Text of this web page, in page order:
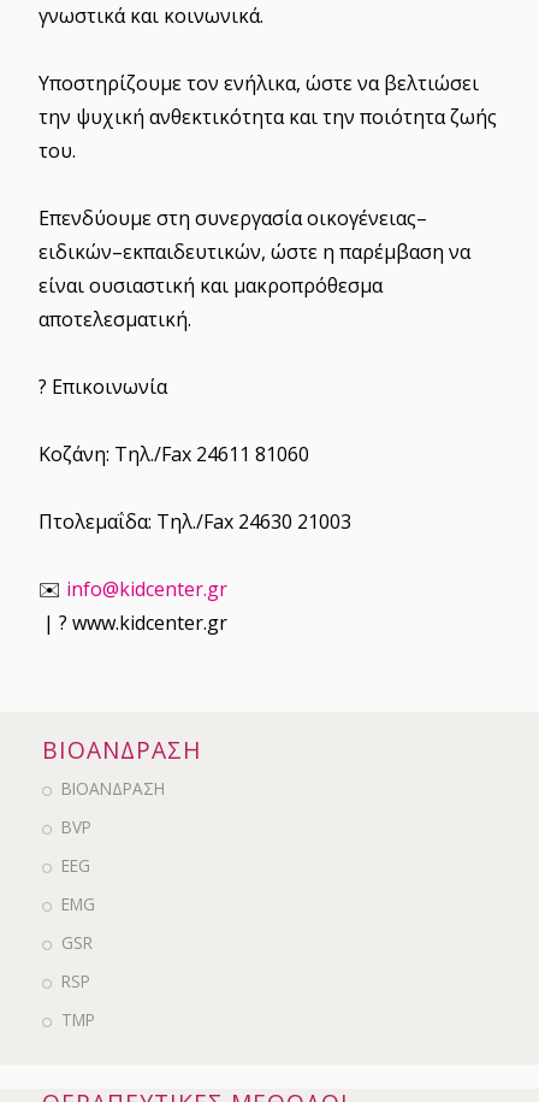
ΒΙΟΑΝΔΡΑΣΗ
ΒΙΟΑΝΔΡΑΣΗ
BVP
EEG
EMG
GSR
RSP
ΤΜΡ
γνωστικά και κοινωνικά.
Υποστηρίζουμε τον ενήλικα, ώστε να βελτιώσει
την ψυχική ανθεκτικότητα και την ποιότητα ζωής
του.
Επενδύουμε στη συνεργασία οικογένειας–
ειδικών–εκπαιδευτικών, ώστε η παρέμβαση να
είναι ουσιαστική και μακροπρόθεσμα
αποτελεσματική.
? Επικοινωνία
Κοζάνη: Τηλ./Fax 24611 81060
Πτολεμαΐδα: Τηλ./Fax 24630 21003
✉️ info@kidcenter.gr
| ? www.kidcenter.gr